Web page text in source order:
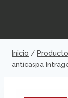
Inicio /
anticaspa